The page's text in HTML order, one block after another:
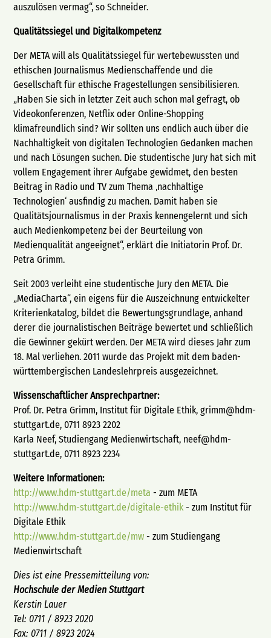
auszulösen vermag“, so Schneider.
Qualitätssiegel und Digitalkompetenz
Der META will als Qualitätssiegel für wertebewussten und
ethischen Journalismus Medienschaffende und die
Gesellschaft für ethische Fragestellungen sensibilisieren.
„Haben Sie sich in letzter Zeit auch schon mal gefragt, ob
Videokonferenzen, Netflix oder Online-Shopping
klimafreundlich sind? Wir sollten uns endlich auch über die
Nachhaltigkeit von digitalen Technologien Gedanken machen
und nach Lösungen suchen. Die studentische Jury hat sich mit
vollem Engagement ihrer Aufgabe gewidmet, den besten
Beitrag in Radio und TV zum Thema ‚nachhaltige
Technologien‘ ausfindig zu machen. Damit haben sie
Qualitätsjournalismus in der Praxis kennengelernt und sich
auch Medienkompetenz bei der Beurteilung von
Medienqualität angeeignet“, erklärt die Initiatorin Prof. Dr.
Petra Grimm.
Seit 2003 verleiht eine studentische Jury den META. Die
„MediaCharta“, ein eigens für die Auszeichnung entwickelter
Kriterienkatalog, bildet die Bewertungsgrundlage, anhand
derer die journalistischen Beiträge bewertet und schließlich
die Gewinner gekürt werden. Der META wird dieses Jahr zum
18. Mal verliehen. 2011 wurde das Projekt mit dem baden-
württembergischen Landeslehrpreis ausgezeichnet.
Wissenschaftlicher Ansprechpartner:
Prof. Dr. Petra Grimm, Institut für Digitale Ethik, grimm@hdm-
stuttgart.de, 0711 8923 2202
Karla Neef, Studiengang Medienwirtschaft, neef@hdm-
stuttgart.de, 0711 8923 2234
Weitere Informationen:
http://www.hdm-stuttgart.de/meta - zum META
http://www.hdm-stuttgart.de/digitale-ethik- zum Institut für
Digitale Ethik
http://www.hdm-stuttgart.de/mw - zum Studiengang
Medienwirtschaft
Dies ist eine Pressemitteilung von:
Hochschule der Medien Stuttgart
Kerstin Lauer
Tel: 0711 / 8923 2020
Fax: 0711 / 8923 2024